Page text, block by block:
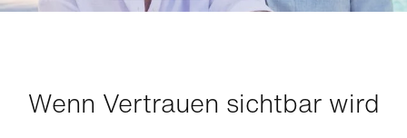
Wenn Vertrauen sichtbar wird